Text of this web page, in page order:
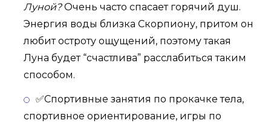
Луной?Очень часто спасает горячий душ.
Энергия воды близка Скорпиону, притом он
любит остроту ощущений, поэтому такая
Луна будет “счастлива” расслабиться таким
способом.
✅Спортивные занятия по прокачке тела,
спортивное ориентирование, игры по